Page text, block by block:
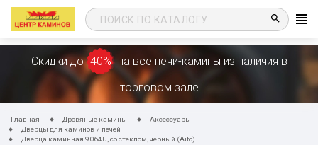
search
Скидки до 40% на все печи-камины из наличия в
торговом зале
Главная Дровяные камины
Аксессуары
Дверцы для каминов и печей
Дверца каминная 9064U, со стеклом, черный (Aito)